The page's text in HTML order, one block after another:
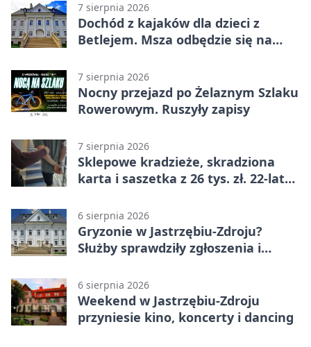
7 sierpnia 2026
Dochód z kajaków dla dzieci z
Betlejem. Msza odbędzie się na
7 sierpnia 2026
Nocny przejazd po Żelaznym Szlaku
Rowerowym. Ruszyły zapisy
7 sierpnia 2026
Sklepowe kradzieże, skradziona
karta i saszetka z 26 tys. zł. 22-latek
6 sierpnia 2026
Gryzonie w Jastrzębiu-Zdroju?
Służby sprawdziły zgłoszenia i
6 sierpnia 2026
Weekend w Jastrzębiu-Zdroju
przyniesie kino, koncerty i dancing